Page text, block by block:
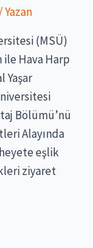
/ Yazan
(MSÜ)
ile Hava Harp
Yaşar
Bölümü’nü
Alayında
eşlik
ziyaret